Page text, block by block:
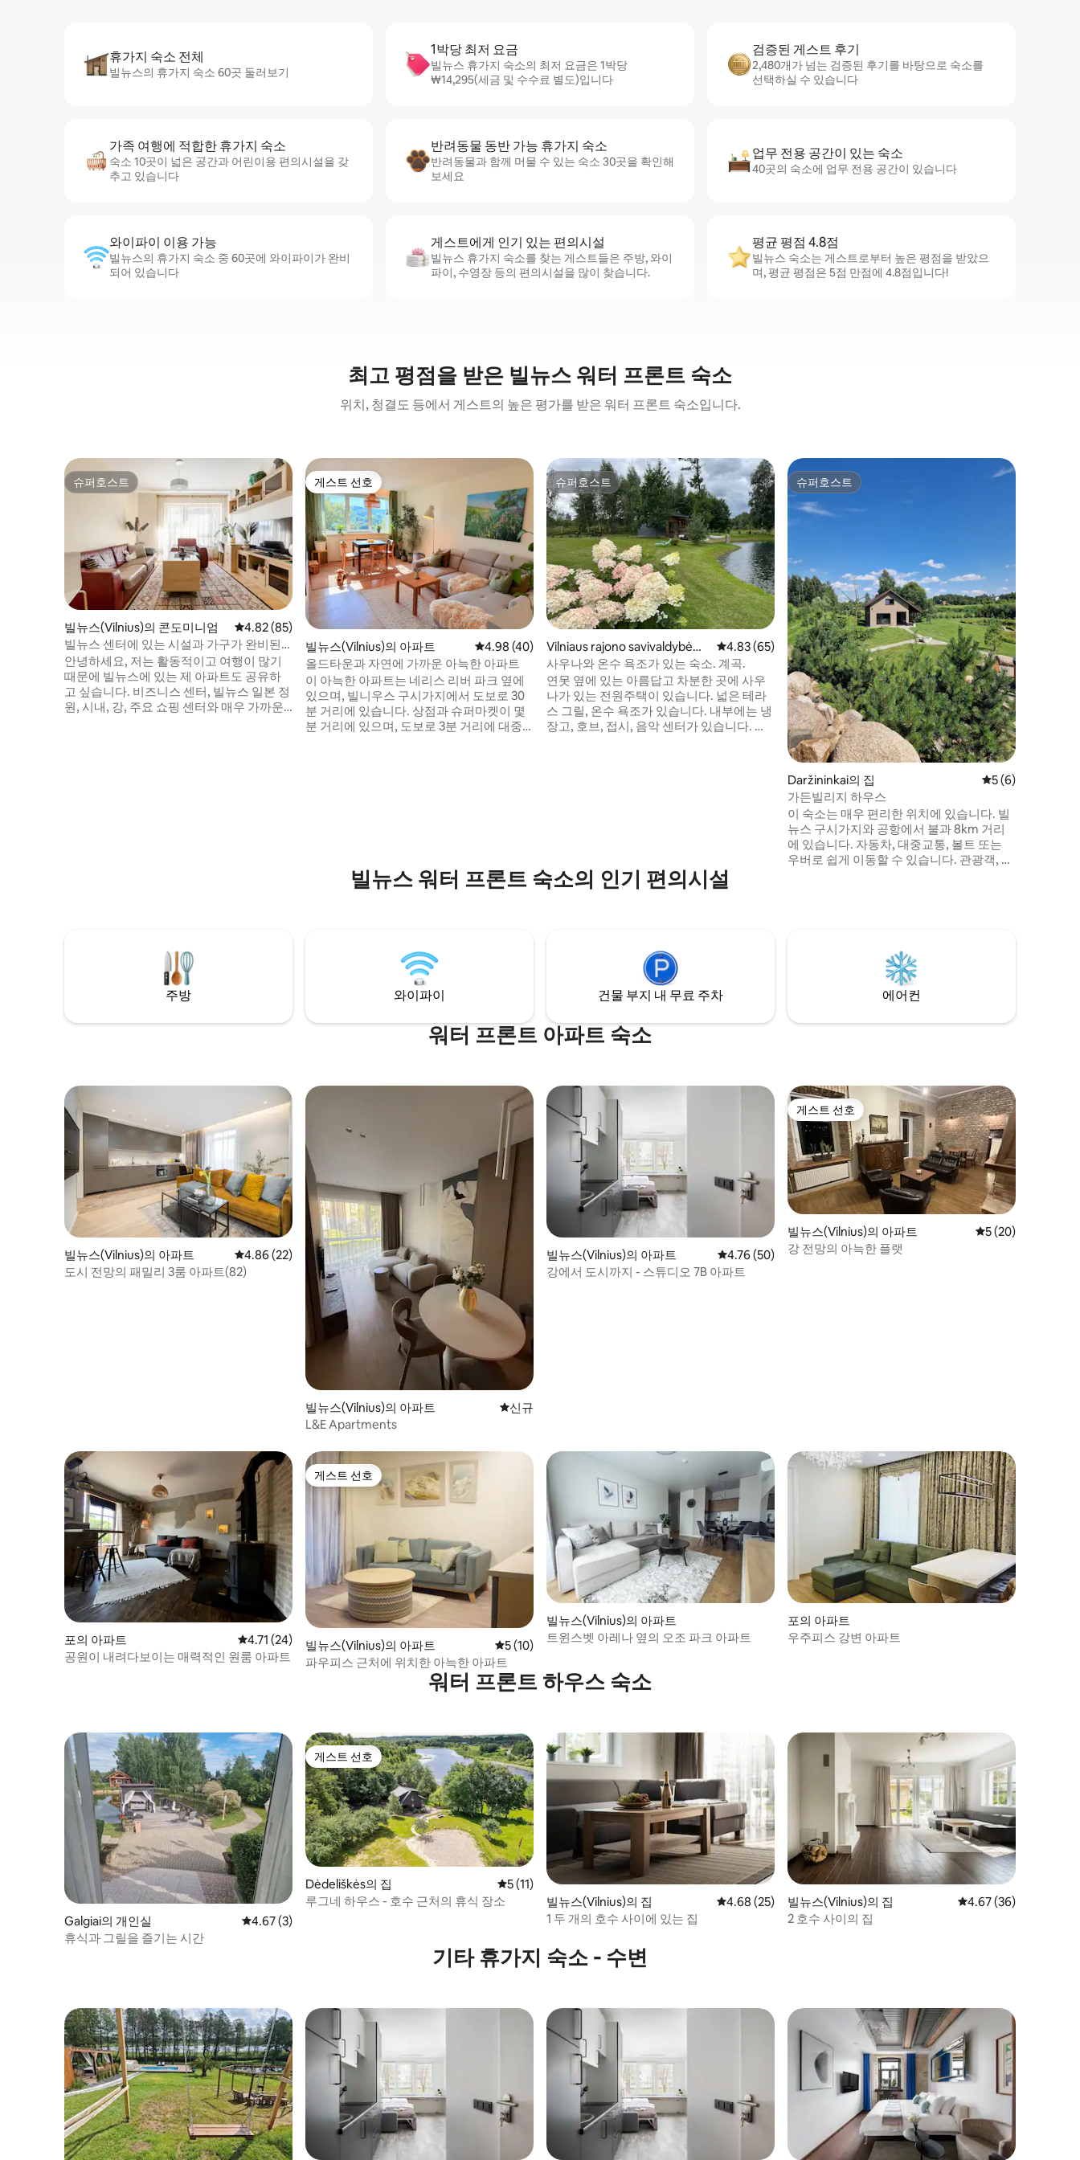
휴가지 숙소 전체
빌뉴스의 휴가지 숙소 60곳 둘러보기
1박당 최저 요금
빌뉴스 휴가지 숙소의 최저 요금은 1박당
₩14,295(세금 및 수수료 별도)입니다
검증된 게스트 후기
2,480개가 넘는 검증된 후기를 바탕으로 숙소를
선택하실 수 있습니다
가족 여행에 적합한 휴가지 숙소
숙소 10곳이 넓은 공간과 어린이용 편의시설을 갖
추고 있습니다
반려동물 동반 가능 휴가지 숙소
반려동물과 함께 머물 수 있는 숙소 30곳을 확인해
보세요
업무 전용 공간이 있는 숙소
40곳의 숙소에 업무 전용 공간이 있습니다
와이파이 이용 가능
빌뉴스의 휴가지 숙소 중 60곳에 와이파이가 완비
되어 있습니다
게스트에게 인기 있는 편의시설
빌뉴스 휴가지 숙소를 찾는 게스트들은 주방, 와이
파이, 수영장 등의 편의시설을 많이 찾습니다.
평균 평점 4.8점
빌뉴스 숙소는 게스트로부터 높은 평점을 받았으
며, 평균 평점은 5점 만점에 4.8점입니다!
최고 평점을 받은 빌뉴스 워터 프론트 숙소
위치, 청결도 등에서 게스트의 높은 평가를 받은 워터 프론트 숙소입니다.
슈퍼호스트
슈퍼호스트
빌뉴스(Vilnius)의 콘도미니엄 평점 4.82점(5점 만점), 후기 85개
4.82 (85)
빌뉴스 센터에 있는 시설과 가구가 완비된
아늑한 아파트
안녕하세요, 저는 활동적이고 여행이 많기
때문에 빌뉴스에 있는 제 아파트도 공유하
고 싶습니다. 비즈니스 센터, 빌뉴스 일본 정
원, 시내, 강, 주요 쇼핑 센터와 매우 가까운
게스트 선호
게스트 선호
빌뉴스(Vilnius)의 아파트 평점 4.98점(5점 만점), 후기 40개
4.98 (40)
올드타운과 자연에 가까운 아늑한 아파트
이 아늑한 아파트는 네리스 리버 파크 옆에
있으며, 빌니우스 구시가지에서 도보로 30
분 거리에 있습니다. 상점과 슈퍼마켓이 몇
분 거리에 있으며, 도보로 3분 거리에 대중
슈퍼호스트
슈퍼호스트
Vilniaus rajono savivaldybė의
샬레
평점 4.83점(5점 만점), 후기 65개
4.83 (65)
사우나와 온수 욕조가 있는 숙소. 계곡.
연못 옆에 있는 아름답고 차분한 곳에 사우
나가 있는 전원주택이 있습니다. 넓은 테라
스 그릴, 온수 욕조가 있습니다. 내부에는 냉
장고, 호브, 접시, 음악 센터가 있습니다. 침
슈퍼호스트
슈퍼호스트
Daržininkai의 집 평점 5점(5점 만점
5 (6)
가든빌리지 하우스
이 숙소는 매우 편리한 위치에 있습니다. 빌
뉴스 구시가지와 공항에서 불과 8km 거리
에 있습니다. 자동차, 대중교통, 볼트 또는
우버로 쉽게 이동할 수 있습니다. 관광객, 여
면 이용할 수 있습니다. 사전에 숙박에 대해
문의하시는 것이 좋습니다.
빌뉴스 워터 프론트 숙소의 인기 편의시설
주방 와이파이 건물 부지 내 무료 주차 에어컨
워터 프론트 아파트 숙소
빌뉴스(Vilnius)의 아파트 평점 4.86점(5점 만점), 후기 22개
4.86 (22)
도시 전망의 패밀리 3룸 아파트(82)
빌뉴스(Vilnius)의 아파트 신규 숙소
신규
L&E Apartments
빌뉴스(Vilnius)의 아파트 평점 4.76점(5점 만점), 후기 50개
4.76 (50)
강에서 도시까지 - 스튜디오 7B 아파트
게스트 선호
게스트 선호
빌뉴스(Vilnius)의 아파트 평점 5점(5점 만점
5 (20)
강 전망의 아늑한 플랫
포의 아파트 평점 4.71점(5점 만점), 후기 24개
4.71 (24)
공원이 내려다보이는 매력적인 원룸 아파트
게스트 선호
게스트 선호
빌뉴스(Vilnius)의 아파트 평점 5점(5점 만점), 후기 10개
5 (10)
파우피스 근처에 위치한 아늑한 아파트
빌뉴스(Vilnius)의 아파트
트윈스벳 아레나 옆의 오조 파크 아파트
포의 아파트
우주피스 강변 아파트
워터 프론트 하우스 숙소
Galgiai의 개인실 평점 4.67점(5점 만점), 후기 3개
4.67 (3)
휴식과 그릴을 즐기는 시간
게스트 선호
게스트 선호
Dėdeliškės의 집 평점 5점(5점 만점), 후기 11개
5 (11)
루그네 하우스 - 호수 근처의 휴식 장소
빌뉴스(Vilnius)의 집 평점 4.68점(5점 만점), 후기 25개
4.68 (25)
1 두 개의 호수 사이에 있는 집
빌뉴스(Vilnius)의 집 평점 4.67점(5점 만점),
4.67 (36)
2 호수 사이의 집
기타 휴가지 숙소 - 수변